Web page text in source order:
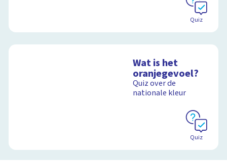
Quiz
Wat is het
oranjegevoel?
Quiz over de
nationale kleur
Quiz